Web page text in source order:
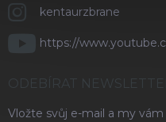
kentaurzbrane
https://
ODEBÍRAT
Vložte svůj e-mail a my